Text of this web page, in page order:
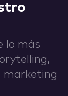
lo más
marketing